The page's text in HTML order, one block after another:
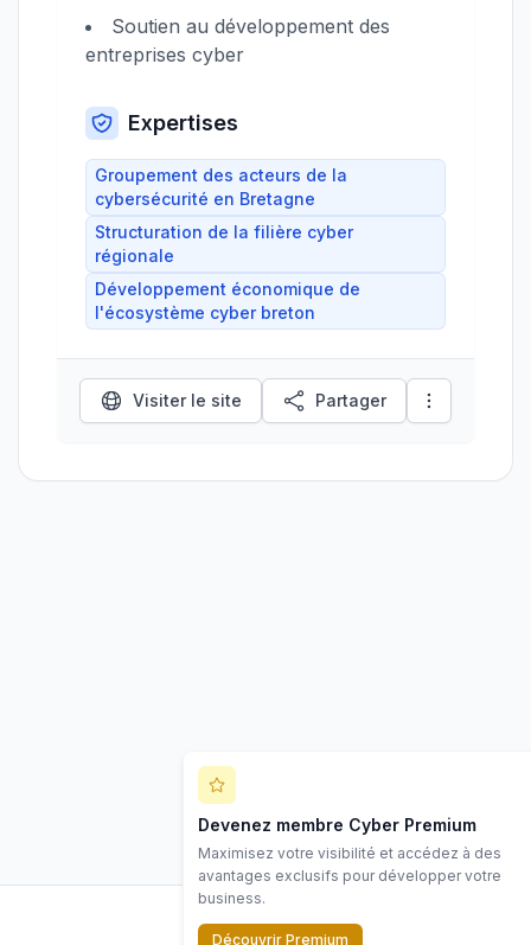
Soutien au développement des
entreprises cyber
Expertises
Groupement des acteurs de la
cybersécurité en Bretagne
Structuration de la filière cyber
régionale
Développement économique de
l'écosystème cyber breton
Visiter le site Partager
Devenez membre Cyber Premium
Maximisez votre visibilité et accédez à des
avantages exclusifs pour développer votre
business.
Découvrir Premium